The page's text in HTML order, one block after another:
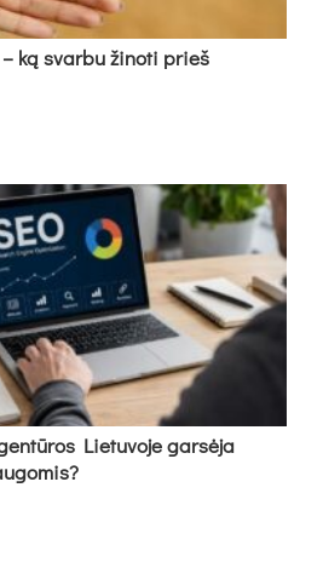
ką svarbu žinoti prieš
Lietuvoje garsėja